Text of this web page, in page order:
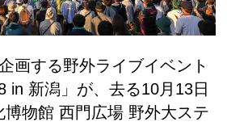
画する野外ライブイベント
in 新潟」が、去る10月13日
博物館 西門広場 野外大ステ